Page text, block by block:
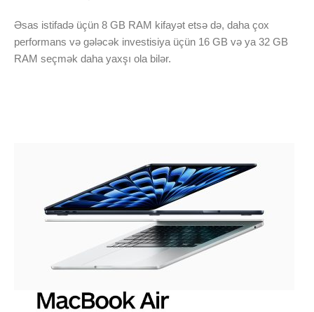
Əsas istifadə üçün 8 GB RAM kifayət etsə də, daha çox
performans və gələcək investisiya üçün 16 GB və ya 32 GB
RAM seçmək daha yaxşı ola bilər.